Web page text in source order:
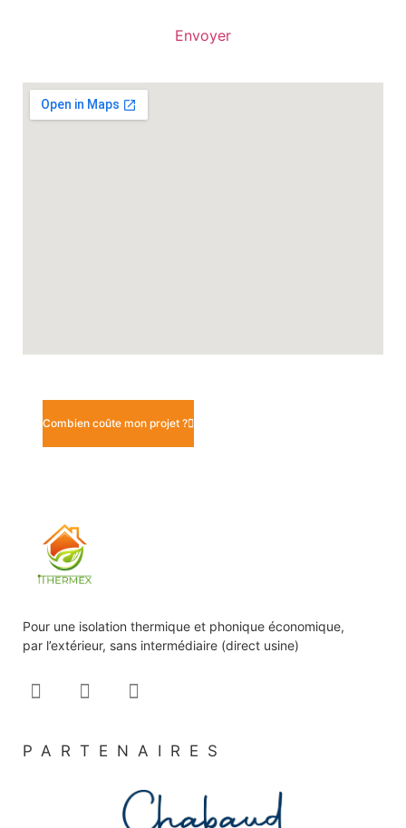
Combien coûte mon projet ?
Pour une isolation thermique et phonique économique,
par l’extérieur, sans intermédiaire (direct usine)
PARTENAIRES